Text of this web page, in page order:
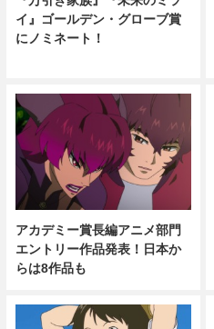
イ』ゴールデン・グローブ賞
にノミネート！
アカデミー賞長編アニメ部門
エントリー作品発表！日本か
らは8作品も